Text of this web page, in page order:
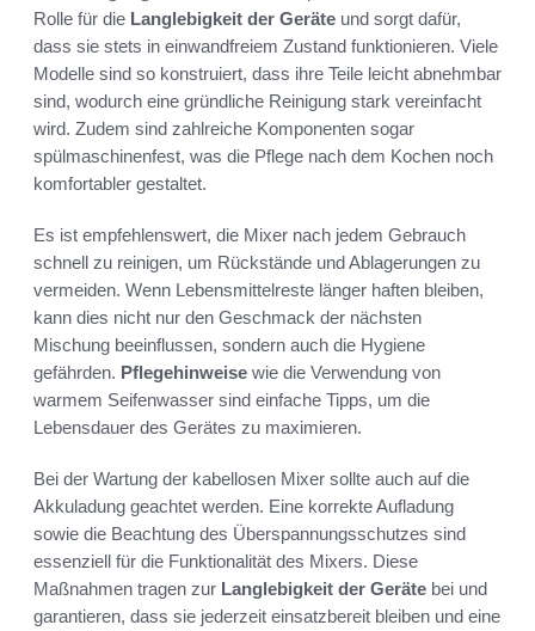
Rolle für die Langlebigkeit der Geräte und sorgt dafür,
dass sie stets in einwandfreiem Zustand funktionieren. Viele
Modelle sind so konstruiert, dass ihre Teile leicht abnehmbar
sind, wodurch eine gründliche Reinigung stark vereinfacht
wird. Zudem sind zahlreiche Komponenten sogar
spülmaschinenfest, was die Pflege nach dem Kochen noch
komfortabler gestaltet.
Es ist empfehlenswert, die Mixer nach jedem Gebrauch
schnell zu reinigen, um Rückstände und Ablagerungen zu
vermeiden. Wenn Lebensmittelreste länger haften bleiben,
kann dies nicht nur den Geschmack der nächsten
Mischung beeinflussen, sondern auch die Hygiene
gefährden. Pflegehinweise wie die Verwendung von
warmem Seifenwasser sind einfache Tipps, um die
Lebensdauer des Gerätes zu maximieren.
Bei der Wartung der kabellosen Mixer sollte auch auf die
Akkuladung geachtet werden. Eine korrekte Aufladung
sowie die Beachtung des Überspannungsschutzes sind
essenziell für die Funktionalität des Mixers. Diese
Maßnahmen tragen zur Langlebigkeit der Geräte bei und
garantieren, dass sie jederzeit einsatzbereit bleiben und eine